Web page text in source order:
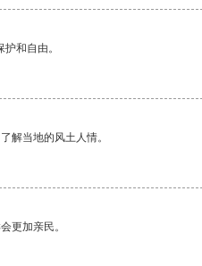
和自由。
解当地的风土人情。
更加亲民。